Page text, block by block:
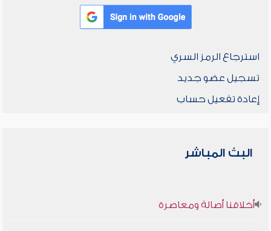
استرجاع الرمز السري
تسجيل عضو جديد
إعادة تفعيل حساب
البث المباشر
أخلاقنا أصالة ومعاصرة